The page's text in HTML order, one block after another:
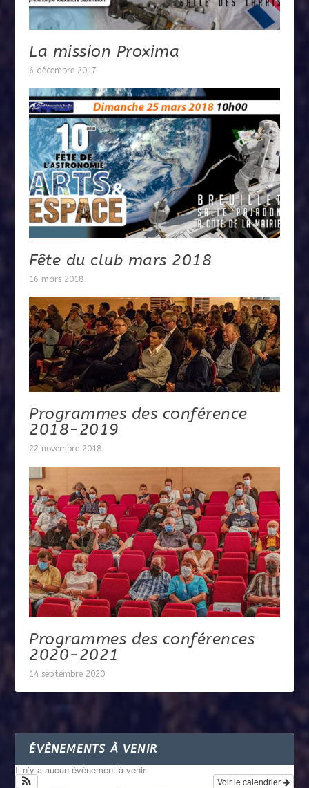
La mission Proxima
6 décembre 2017
Fête du club mars 2018
16 mars 2018
Programmes des conférence
2018-2019
22 novembre 2018
Programmes des conférences
2020-2021
14 septembre 2020
ÉVÈNEMENTS À VENIR
Il n’y a aucun évènement à venir.
Voir le calendrier